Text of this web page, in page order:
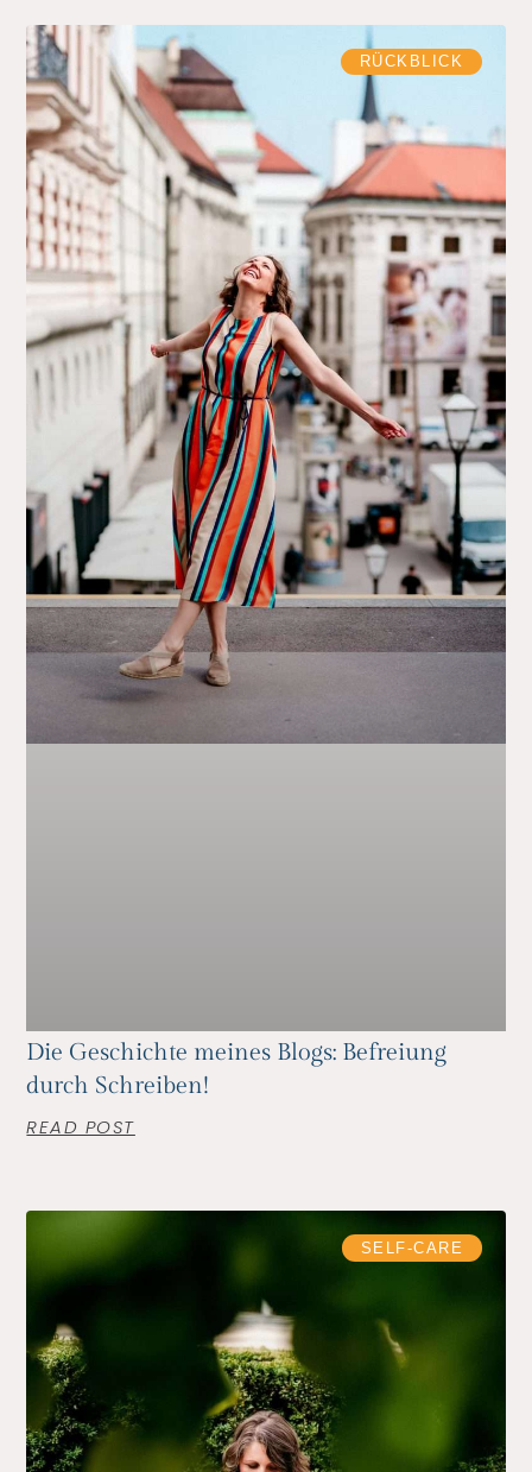
RÜCKBLICK
Die Geschichte meines Blogs: Befreiung
durch Schreiben!
READ POST
SELF-CARE